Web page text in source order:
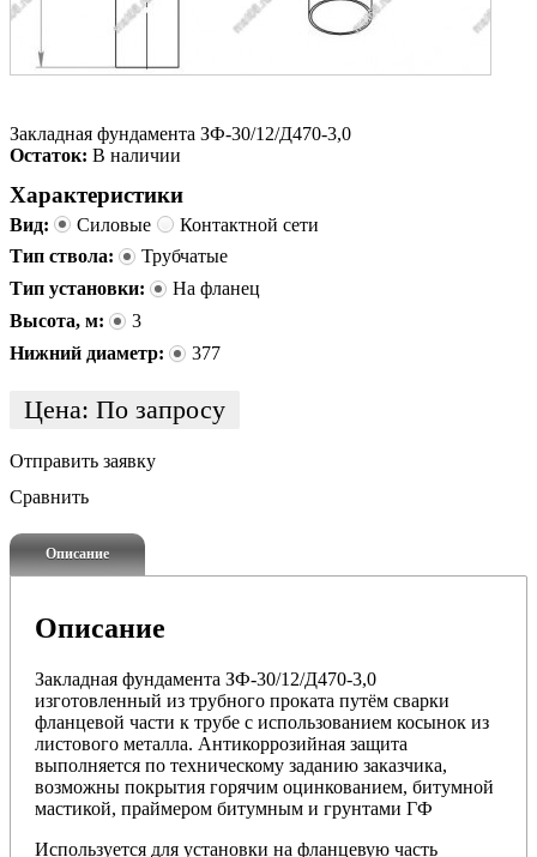
Закладная фундамента ЗФ-30/12/Д470-3,0
Остаток: В наличии
Характеристики
Вид: Силовые
Контактной сети
Тип ствола:
Трубчатые
Тип установки:
На фланец
Высота, м:
3
Нижний диаметр:
377
Цена: По запросу
Отправить заявку
Сравнить
Описание
Описание
Закладная фундамента ЗФ-30/12/Д470-3,0
изготовленный из трубного проката путём сварки
фланцевой части к трубе с использованием косынок из
листового металла. Антикоррозийная защита
выполняется по техническому заданию заказчика,
возможны покрытия горячим оцинкованием, битумной
мастикой, праймером битумным и грунтами ГФ
Используется для установки на фланцевую часть